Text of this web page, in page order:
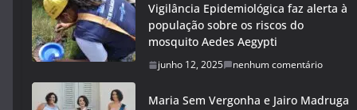
Vigilância Epidemiológica faz alerta à
população sobre os riscos do
mosquito Aedes Aegypti
junho 12, 2025 nenhum comentário
Maria Sem Vergonha e Jairo Madruga